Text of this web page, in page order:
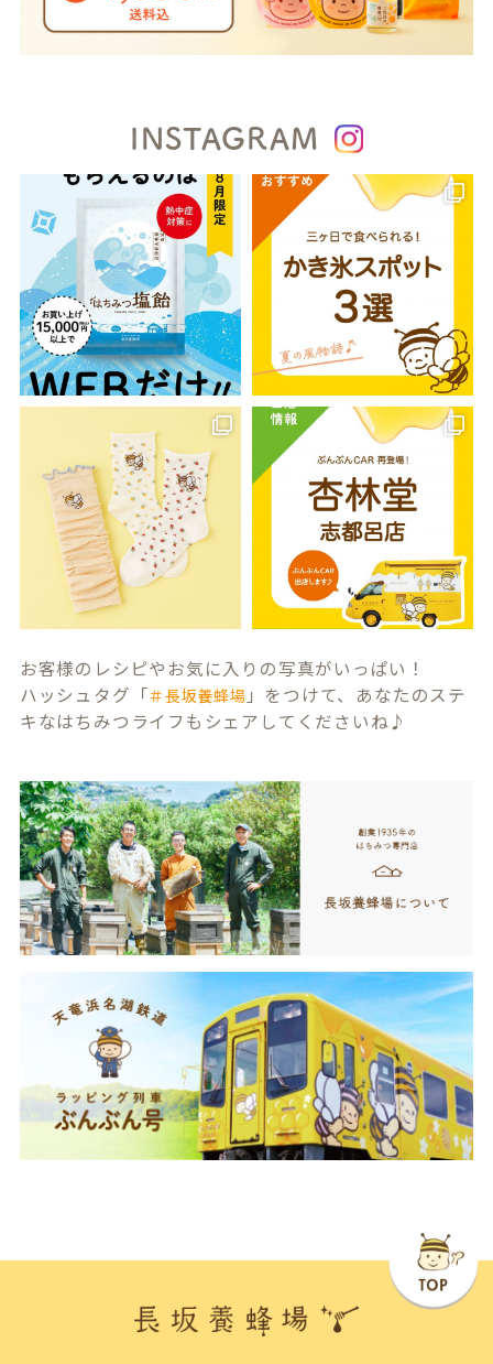
INSTAGRAM
お客様のレシピやお気に入りの写真がいっぱい！
ハッシュタグ「＃長坂養蜂場 」をつけて、あなたのステ
キなはちみつライフもシェアしてくださいね♪